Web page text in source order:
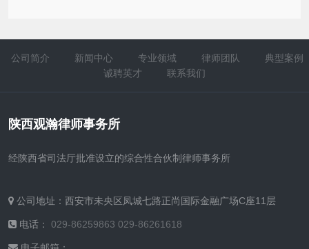
公司简介 新闻中心 专业领域 律师团队
典型案例
诚聘英才
联系我们
陕西观瀚律师事务所
经陕西省司法厅批准设立的综合性合伙制律师事务所
公司地址：西安市未央区凤城七路正尚国际金融广场C座11层
电话： 029-86259863 029-86261618